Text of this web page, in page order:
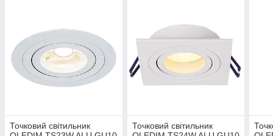
Точковий світильник
Точковий світильник